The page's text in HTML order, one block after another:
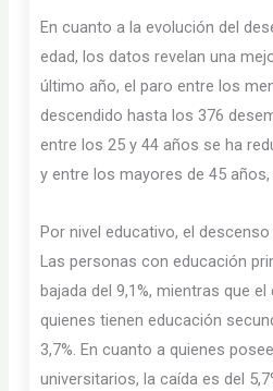
En cuanto a la evolución del
edad, los datos revelan una
último año, el paro entre los
descendido hasta los 376
entre los 25 y 44 años se ha
y entre los mayores de 45 años,
Por nivel educativo, el
Las personas con educación
bajada del 9,1%, mientras que
quienes tienen educación
3,7%. En cuanto a quienes
universitarios, la caída es del